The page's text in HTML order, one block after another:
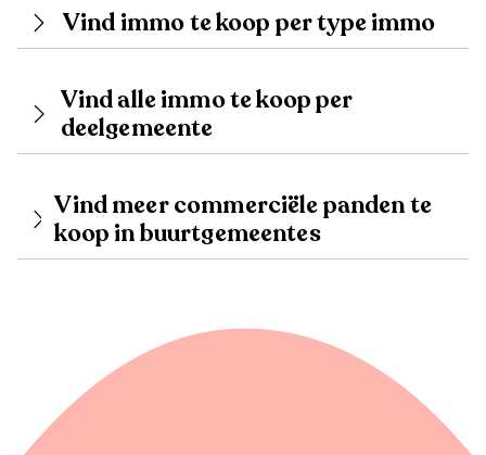
Vind immo te koop per type immo
Vind alle immo te koop per
deelgemeente
Vind meer commerciële panden te
koop in buurtgemeentes